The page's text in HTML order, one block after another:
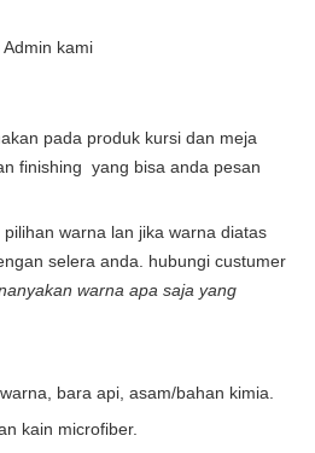
kami
pada produk kursi dan meja
finishing yang bisa anda pesan
warna lan jika warna diatas
selera anda. hubungi custumer
warna apa saja yang
bara api, asam/bahan kimia.
kain microfiber.